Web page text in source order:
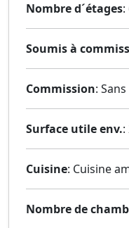
Nombre d´étages:
Soumis à
Commission:
Surface utile env.:
Cuisine: Cuisine
Nombre de